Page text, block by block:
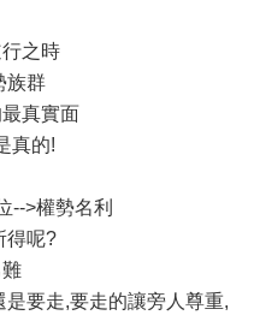
之時
族群
真實面
真的!
-->權勢名利
得呢?
要走,要走的讓旁人尊重,